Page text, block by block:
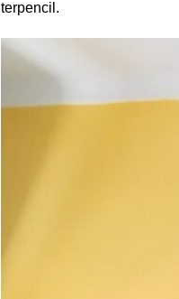
terpencil.